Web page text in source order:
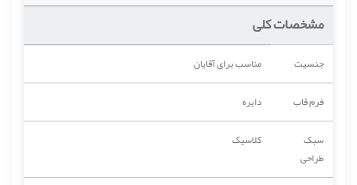
مشخصات کلی
جنسیت
مناسب برای آقایان
فرم قاب
دایره
سبک
طراحی
کلاسیک